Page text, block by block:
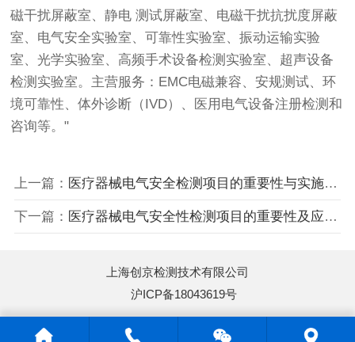
磁干扰屏蔽室、静电 测试屏蔽室、电磁干扰抗扰度屏蔽
室、电气安全实验室、可靠性实验室、振动运输实验
室、光学实验室、高频手术设备检测实验室、超声设备
检测实验室。主营服务：EMC电磁兼容、安规测试、环
境可靠性、体外诊断（IVD）、医用电气设备注册检测和
咨询等。"
上一篇： 医疗器械电气安全检测项目的重要性与实施方向—上海创京医疗器械检测中心
下一篇： 医疗器械电气安全性检测项目的重要性及应用前景—创京医疗器械检测公司
上海创京检测技术有限公司
沪ICP备18043619号